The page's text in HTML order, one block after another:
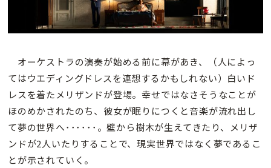
オーケストラの演奏が始める前に幕があき、（人によっ
てはウエディングドレスを連想するかもしれない）白いド
レスを着たメリザンドが登場。幸せではなさそうなことが
ほのめかされたのち、彼女が眠りにつくと音楽が流れ出し
て夢の世界へ･･････。壁から樹木が生えてきたり、メリザ
ンドが2人いたりすることで、現実世界ではなく夢であるこ
とが示されていく。